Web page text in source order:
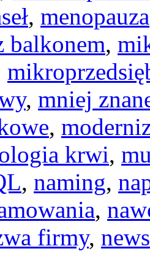
, menopauza
balkonem,
, mniej
,
krwi,
, naming,
,
firmy,